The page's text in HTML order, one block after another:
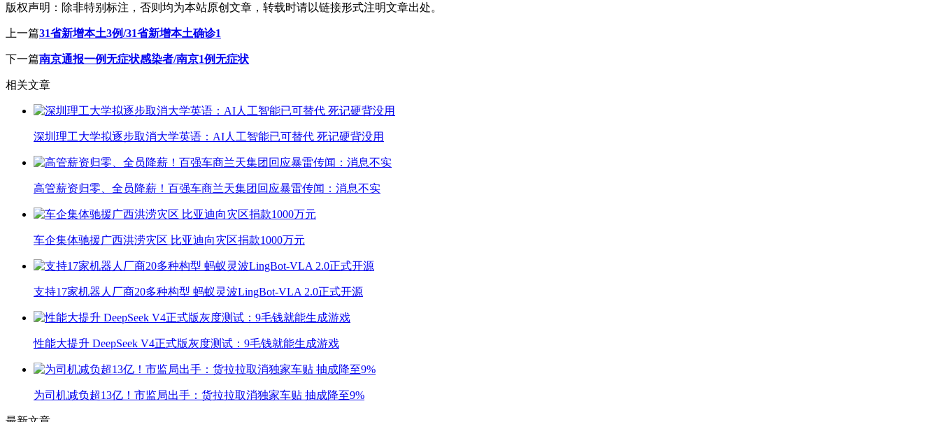
版权声明： 除非特别标注，否则均为本站原创文章，转载时请以链接形式注明文章出处。
上一篇31省新增本土3例/31省新增本土确诊1
下一篇南京通报一例无症状感染者/南京1例无症状
相关文章
深圳理工大学拟逐步取消大学英语：AI人工智能已可替代 死记硬背没用
高管薪资归零、全员降薪！百强车商兰天集团回应暴雷传闻：消息不实
车企集体驰援广西洪涝灾区 比亚迪向灾区捐款1000万元
支持17家机器人厂商20多种构型 蚂蚁灵波LingBot-VLA 2.0正式开源
性能大提升 DeepSeek V4正式版灰度测试：9毛钱就能生成游戏
为司机减负超13亿！市监局出手：货拉拉取消独家车贴 抽成降至9%